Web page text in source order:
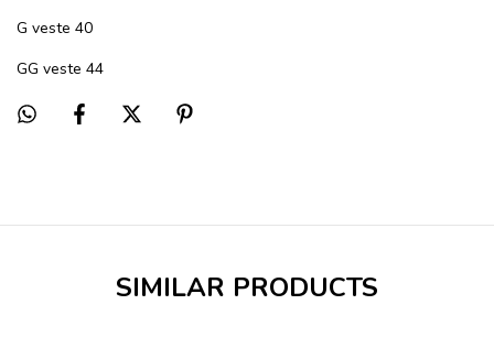
G veste 40
GG veste 44
SIMILAR PRODUCTS